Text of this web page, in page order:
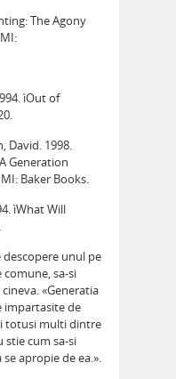
The Agony
ìOut of
David. 1998.
Generation
Baker Books.
ìWhat Will
descopere unul pe
comune, sa-si
«Generatia
impartasite de
totusi multi dintre
stie cum sa-si
se apropie de ea.».